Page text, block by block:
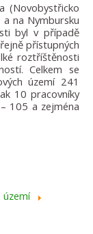
(Novobystřicko
na Nymbursku
byl v případě
přístupných
roztříštěnosti
Celkem se
území 241
10 pracovníky
105 a zejména
území